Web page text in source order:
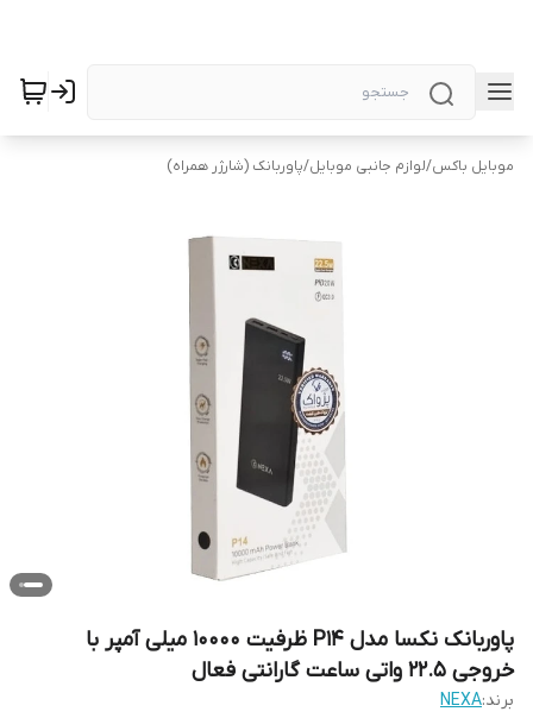
موبایل باکس/لوازم جانبی موبایل/پاوربانک (شارژر همراه)
پاوربانک نکسا مدل P14 ظرفیت 10000 میلی آمپر با
خروجی 22.5 واتی ساعت گارانتی فعال
برند:NEXA